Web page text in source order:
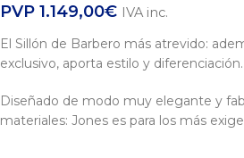
PVP 1.149,00€ IVA inc.
El Sillón de Barbero más atrevido:
exclusivo, aporta estilo y diferenciación.
Diseñado de modo muy elegante y
materiales: Jones es para los más